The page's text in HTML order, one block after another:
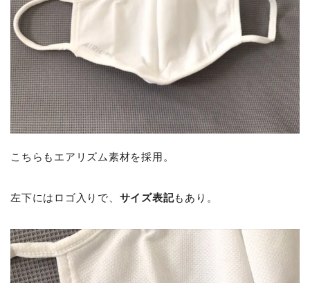
こちらもエアリズム素材を採用。
左下にはロゴ入りで、 サイズ表記もあり。